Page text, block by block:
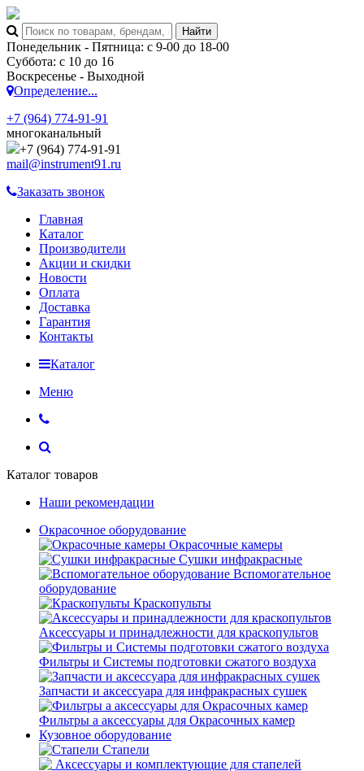
Понедельник - Пятница: с 9-00 до 18-00
Суббота: с 10 до 16
Воскресенье - Выходной
Определение...
+7 (964) 774-91-91
многоканальный
+7 (964) 774-91-91
mail@instrument91.ru
Заказать звонок
Главная
Каталог
Производители
Акции и скидки
Новости
Оплата
Доставка
Гарантия
Контакты
Каталог
Меню
Каталог товаров
Наши рекомендации
Окрасочное оборудование
Окрасочные камеры
Сушки инфракрасные
Вспомогательное
оборудование
Краскопульты
Аксессуары и принадлежности для краскопультов
Фильтры и Системы подготовки сжатого воздуха
Запчасти и аксессуара для инфракрасных сушек
Фильтры а аксессуары для Окрасочных камер
Кузовное оборудование
Стапели